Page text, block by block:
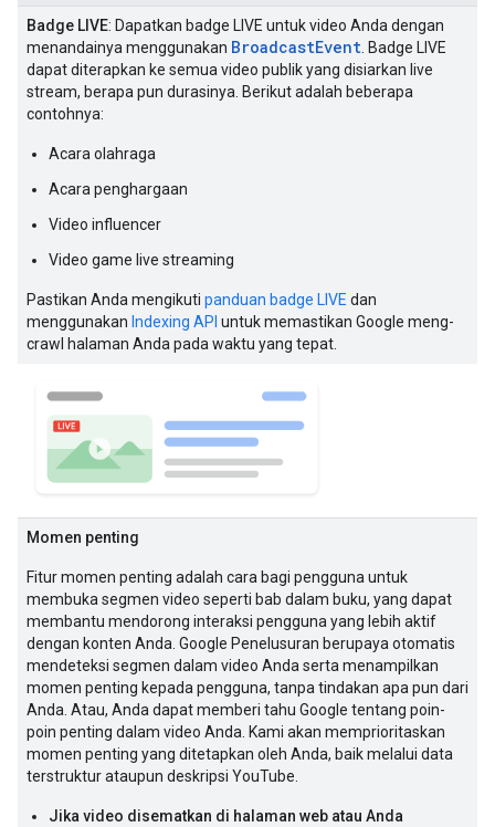
Badge LIVE: Dapatkan badge LIVE untuk video Anda dengan
menandainya menggunakan BroadcastEvent . Badge LIVE
dapat diterapkan ke semua video publik yang disiarkan live
stream, berapa pun durasinya. Berikut adalah beberapa
contohnya:
Acara olahraga
Acara penghargaan
Video influencer
Video game live streaming
Pastikan Anda mengikuti panduan badge LIVE dan
menggunakan Indexing API untuk memastikan Google meng-
crawl halaman Anda pada waktu yang tepat.
Momen penting
Fitur momen penting adalah cara bagi pengguna untuk
membuka segmen video seperti bab dalam buku, yang dapat
membantu mendorong interaksi pengguna yang lebih aktif
dengan konten Anda. Google Penelusuran berupaya otomatis
mendeteksi segmen dalam video Anda serta menampilkan
momen penting kepada pengguna, tanpa tindakan apa pun dari
Anda. Atau, Anda dapat memberi tahu Google tentang poin-
poin penting dalam video Anda. Kami akan memprioritaskan
momen penting yang ditetapkan oleh Anda, baik melalui data
terstruktur ataupun deskripsi YouTube.
Jika video disematkan di halaman web atau Anda